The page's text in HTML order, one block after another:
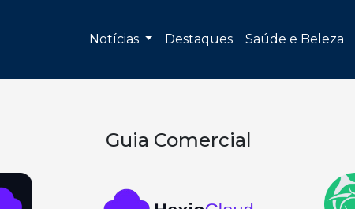
Notícias Destaques Saúde e Beleza
Guia Comercial